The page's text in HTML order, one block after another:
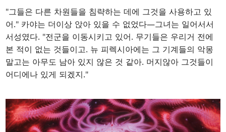
"그들은 다른 차원들을 침략하는 데에 그것을 사용하고 있
어." 카야는 더이상 앉아 있을 수 없었다—그녀는 일어서서
서성였다. "전군을 이동시키고 있어. 무기들은 우리거 전에
본 적이 없는 것들이고. 뉴 피렉시아에는 그 기계들의 악몽
말고는 아무도 남아 있지 않은 것 같아. 머지않아 그것들이
어디에나 있게 되겠지."